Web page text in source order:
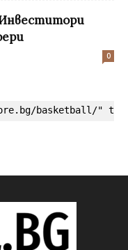
0
basketball/"